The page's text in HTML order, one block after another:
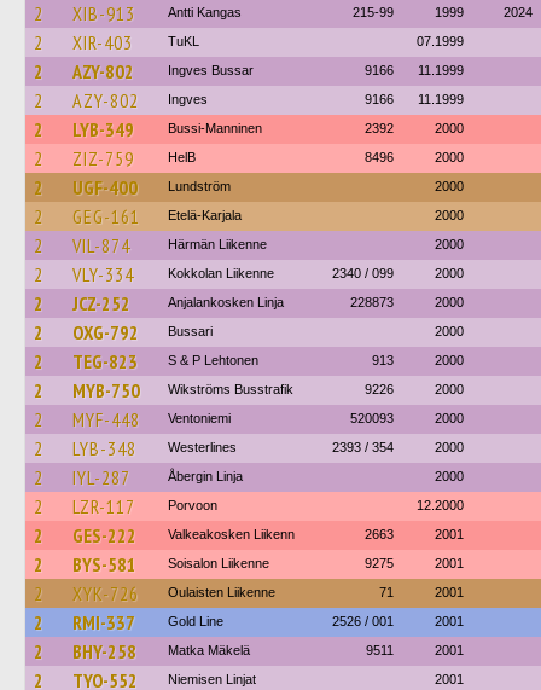
2 XIB-913 Antti Kangas 215-99 1999 2024
2 XIR-403 TuKL 07.1999
2 AZY-802 Ingves Bussar 9166 11.1999
2 AZY-802 Ingves 9166 11.1999
2 LYB-349 Bussi-Manninen 2392 2000
2 ZIZ-759 HelB 8496 2000
2 UGF-400 Lundström 2000
2 GEG-161 Etelä-Karjala 2000
2 VIL-874 Härmän Liikenne 2000
2 VLY-334 Kokkolan Liikenne 2340 / 099 2000
2 JCZ-252 Anjalankosken Linja 228873 2000
2 OXG-792 Bussari 2000
2 TEG-823 S & P Lehtonen 913 2000
2 MYB-750 Wikströms Busstrafik 9226 2000
2 MYF-448 Ventoniemi 520093 2000
2 LYB-348 Westerlines 2393 / 354 2000
2 IYL-287 Åbergin Linja 2000
2 LZR-117 Porvoon 12.2000
2 GES-222 Valkeakosken Liikenn 2663 2001
2 BYS-581 Soisalon Liikenne 9275 2001
2 XYK-726 Oulaisten Liikenne 71 2001
2 RMI-337 Gold Line 2526 / 001 2001
2 BHY-258 Matka Mäkelä 9511 2001
2 TYO-552 Niemisen Linjat 2001